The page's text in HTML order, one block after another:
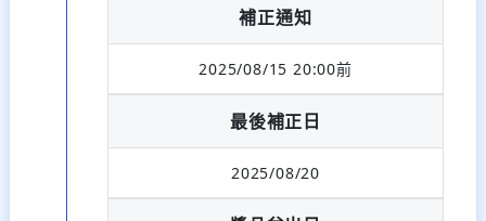
補正通知
2025/08/15 20:00前
最後補正日
2025/08/20